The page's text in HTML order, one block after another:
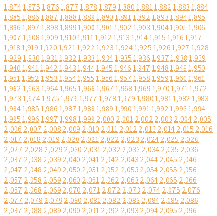
1,8741,8751,8761,8771,8781,8791,8801,8811,8821,8831,884
1,8851,8861,8871,8881,8891,8901,8911,8921,8931,8941,895
1,8961,8971,8981,8991,9001,9011,9021,9031,9041,9051,906
1,9071,9081,9091,9101,9111,9121,9131,9141,9151,9161,917
1,9181,9191,9201,9211,9221,9231,9241,9251,9261,9271,928
1,9291,9301,9311,9321,9331,9341,9351,9361,9371,9381,939
1,9401,9411,9421,9431,9441,9451,9461,9471,9481,9491,950
1,9511,9521,9531,9541,9551,9561,9571,9581,9591,9601,961
1,9621,9631,9641,9651,9661,9671,9681,9691,9701,9711,972
1,9731,9741,9751,9761,9771,9781,9791,9801,9811,9821,983
1,9841,9851,9861,9871,9881,9891,9901,9911,9921,9931,994
1,9951,9961,9971,9981,999 2,000 2,0012,002 2,003 2,0042,005
2,006 2,007 2,008 2,009 2,010 2,0112,012 2,013 2,0142,015 2,016
2,017 2,018 2,019 2,020 2,0212,022 2,023 2,0242,025 2,026
2,027 2,028 2,029 2,030 2,0312,032 2,033 2,0342,035 2,036
2,037 2,038 2,039 2,040 2,0412,042 2,043 2,0442,045 2,046
2,047 2,048 2,049 2,050 2,0512,052 2,053 2,0542,055 2,056
2,057 2,058 2,059 2,060 2,0612,062 2,063 2,0642,065 2,066
2,067 2,068 2,069 2,070 2,0712,072 2,073 2,0742,075 2,076
2,077 2,078 2,079 2,080 2,0812,082 2,083 2,0842,085 2,086
2,087 2,088 2,089 2,090 2,0912,092 2,093 2,0942,095 2,096